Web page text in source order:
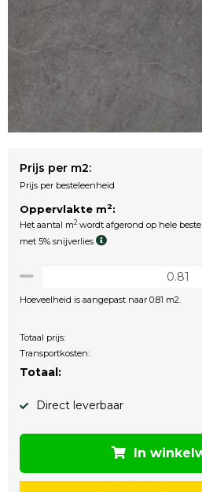
Prijs per m2:
Prijs per besteleenheid
Oppervlakte m2:
Het aantal m2 wordt afgerond op hele
met 5% snijverlies
Hoeveelheid is aangepast naar 0.81 m2.
Totaal prijs:
Transportkosten:
Totaal:
Direct leverbaar
In